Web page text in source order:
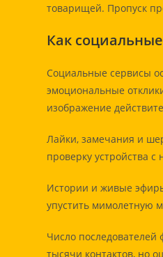
товарищей. Пропуск
Как
Социальные сервисы
эмоциональные
изображение
Лайки, замечания и
проверку устройства с
Истории и живые
упустить мимолетную
Число
тысячи контактов, но